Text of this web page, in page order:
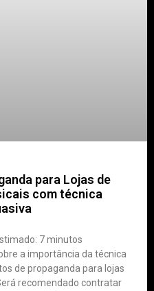
para Lojas de
com técnica
7 minutos
a importância da técnica
de propaganda para lojas
recomendado contratar